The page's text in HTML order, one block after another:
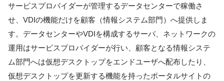
サービスプロバイダーが管理するデータセンターで稼働さ
せ、VDIの機能だけを顧客（情報システム部門）へ提供しま
す。データセンターやVDIを構成するサーバ、ネットワークの
運用はサービスプロバイダーが行い、顧客となる情報システ
ム部門へは仮想デスクトップをエンドユーザへ配布したり、
仮想デスクトップを更新する機能を持ったポータルサイトの